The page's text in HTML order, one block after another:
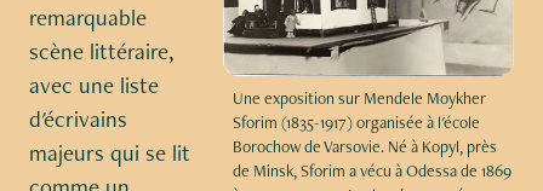
Une exposition sur Mendele Moykher
Sforim (1835-1917) organisée à l'école
Borochow de Varsovie. Né à Kopyl, près
de Minsk, Sforim a vécu à Odessa de 1869
remarquable
scène littéraire,
avec une liste
d'écrivains
majeurs qui se lit